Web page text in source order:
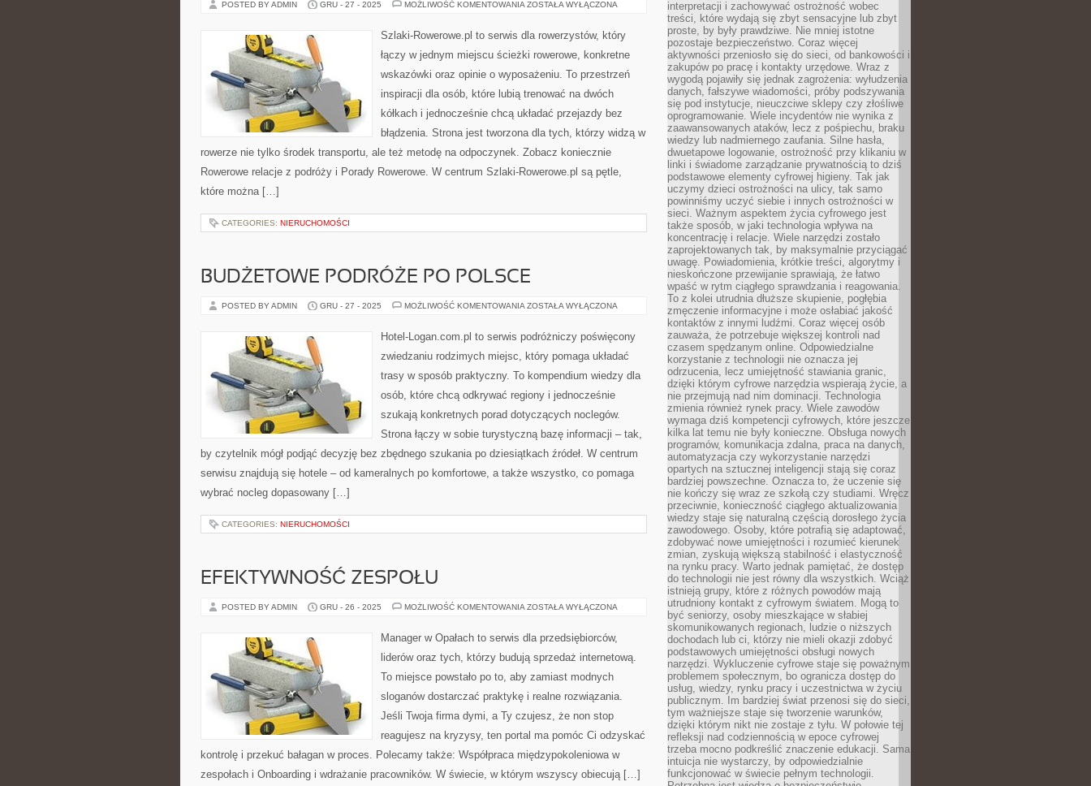
POSTED BY ADMIN GRU - 27 - 2025 MOŻLIWOŚĆ KOMENTOWANIA BIKEPACKING
ROWEROWA
ZOSTAŁA WYŁĄCZONA
Szlaki-Rowerowe.pl to serwis dla rowerzystów, który
łączy w jednym miejscu ścieżki rowerowe, konkretne
wskazówki oraz opinie o wyposażeniu. To przestrzeń
inspiracji dla osób, które lubią trenować na dwóch
kółkach i jednocześnie chcą układać przejazdy bez
błądzenia. Strona jest tworzona dla tych, którzy widzą w
rowerze nie tylko środek transportu, ale też metodę na odpoczynek. Zobacz koniecznie
Rowerowe relacje z podróży i Porady Rowerowe. W centrum Szlaki-Rowerowe.pl są pętle,
które można […]
CATEGORIES: NIERUCHOMOŚCI
BUDŻETOWE PODRÓŻE PO POLSCE
POSTED BY ADMIN GRU - 27 - 2025 MOŻLIWOŚĆ KOMENTOWANIA BUDŻETOWE
POLSCE
ZOSTAŁA WYŁĄCZONA
Hotel-Logan.com.pl to serwis podróżniczy poświęcony
zwiedzaniu rodzimych miejsc, który pomaga układać
trasy w sposób praktyczny. To kompendium wiedzy dla
osób, które chcą odkrywać regiony i jednocześnie
szukają konkretnych porad dotyczących noclegów.
Strona łączy w sobie turystyczną bazę informacji – tak,
by czytelnik mógł podjąć decyzję bez zbędnego szukania po dziesiątkach źródeł. W centrum
serwisu znajdują się hotele – od kameralnych po komfortowe, a także wszystko, co pomaga
wybrać nocleg dopasowany […]
CATEGORIES: NIERUCHOMOŚCI
EFEKTYWNOŚĆ ZESPOŁU
POSTED BY ADMIN GRU - 26 - 2025 MOŻLIWOŚĆ KOMENTOWANIA EFEKTYWNOŚĆ
ZOSTAŁA WYŁĄCZONA
Manager w Opałach to serwis dla przedsiębiorców,
liderów oraz tych, którzy budują sprzedaż internetową.
To miejsce powstało po to, aby zamiast modnych
sloganów dostarczać praktykę i realne rozwiązania.
Jeśli Twoja firma dymi, a Ty czujesz, że non stop
reagujesz na kryzysy, ten portal ma pomóc Ci odzyskać
kontrolę i przekuć bałagan w proces. Polecamy także: Współpraca międzypokoleniowa w
zespołach i Onboarding i wdrażanie pracowników. W świecie, w którym wszyscy obiecują […]
interpretacji i zachowywać ostrożność wobec
treści, które wydają się zbyt sensacyjne lub zbyt
proste, by były prawdziwe. Nie mniej istotne
pozostaje bezpieczeństwo. Coraz więcej
aktywności przeniosło się do sieci, od bankowości i
zakupów po pracę i kontakty urzędowe. Wraz z
wygodą pojawiły się jednak zagrożenia: wyłudzenia
danych, fałszywe wiadomości, próby podszywania
się pod instytucje, nieuczciwe sklepy czy złośliwe
oprogramowanie. Wiele incydentów nie wynika z
zaawansowanych ataków, lecz z pośpiechu, braku
wiedzy lub nadmiernego zaufania. Silne hasła,
dwuetapowe logowanie, ostrożność przy klikaniu w
linki i świadome zarządzanie prywatnością to dziś
podstawowe elementy cyfrowej higieny. Tak jak
uczymy dzieci ostrożności na ulicy, tak samo
powinniśmy uczyć siebie i innych ostrożności w
sieci. Ważnym aspektem życia cyfrowego jest
także sposób, w jaki technologia wpływa na
koncentrację i relacje. Wiele narzędzi zostało
zaprojektowanych tak, by maksymalnie przyciągać
uwagę. Powiadomienia, krótkie treści, algorytmy i
nieskończone przewijanie sprawiają, że łatwo
wpaść w rytm ciągłego sprawdzania i reagowania.
To z kolei utrudnia dłuższe skupienie, pogłębia
zmęczenie informacyjne i może osłabiać jakość
kontaktów z innymi ludźmi. Coraz więcej osób
zauważa, że potrzebuje większej kontroli nad
czasem spędzanym online. Odpowiedzialne
korzystanie z technologii nie oznacza jej
odrzucenia, lecz umiejętność stawiania granic,
dzięki którym cyfrowe narzędzia wspierają życie, a
nie przejmują nad nim dominacji. Technologia
zmienia również rynek pracy. Wiele zawodów
wymaga dziś kompetencji cyfrowych, które jeszcze
kilka lat temu nie były konieczne. Obsługa nowych
programów, komunikacja zdalna, praca na danych,
automatyzacja czy wykorzystanie narzędzi
opartych na sztucznej inteligencji stają się coraz
bardziej powszechne. Oznacza to, że uczenie się
nie kończy się wraz ze szkołą czy studiami. Wręcz
przeciwnie, konieczność ciągłego aktualizowania
wiedzy staje się naturalną częścią dorosłego życia
zawodowego. Osoby, które potrafią się adaptować,
zdobywać nowe umiejętności i rozumieć kierunek
zmian, zyskują większą stabilność i elastyczność
na rynku pracy. Warto jednak pamiętać, że dostęp
do technologii nie jest równy dla wszystkich. Wciąż
istnieją grupy, które z różnych powodów mają
utrudniony kontakt z cyfrowym światem. Mogą to
być seniorzy, osoby mieszkające w słabiej
skomunikowanych regionach, ludzie o niższych
dochodach lub ci, którzy nie mieli okazji zdobyć
podstawowych umiejętności obsługi nowych
narzędzi. Wykluczenie cyfrowe staje się poważnym
problemem społecznym, bo ogranicza dostęp do
usług, wiedzy, rynku pracy i uczestnictwa w życiu
publicznym. Im bardziej świat przenosi się do sieci,
tym ważniejsze staje się tworzenie warunków,
dzięki którym nikt nie zostaje z tyłu. W połowie tej
refleksji nad codziennością w epoce cyfrowej
trzeba mocno podkreślić znaczenie edukacji. Sama
intuicja nie wystarczy, by odpowiedzialnie
funkcjonować w świecie pełnym technologii.